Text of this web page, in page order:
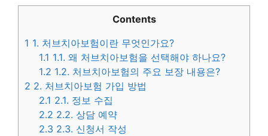
Contents
1 1. 처브치아보험이란 무엇인가요?
1.1 1.1. 왜 처브치아보험을 선택해야 하나요?
1.2 1.2. 처브치아보험의 주요 보장 내용은?
2 2. 처브치아보험 가입 방법
2.1 2.1. 정보 수집
2.2 2.2. 상담 예약
2.3 2.3. 신청서 작성